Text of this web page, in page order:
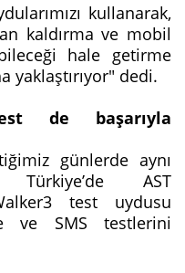
kullanarak,
kaldırma ve mobil
hale getirme
yaklaştırıyor" dedi.
de başarıyla
günlerde aynı
AST
test uydusu
ve SMS testlerini